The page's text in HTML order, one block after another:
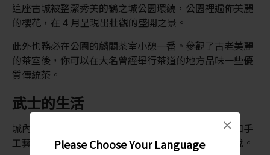
Please Choose Your Language
×
這座古城被整潔秀美的鶴之城公園環繞，公園裡遍佈美麗
的櫻花，在 4 月呈現出壯觀的盛開之景。
此外也務必在公園的麟閣茶室小憩一番。參觀了古老美麗
的茶室後，你可以在大名曾經舉行茶道的地方品味一些優
質傳統茶。
武士的生活
城內有一個關於鶴城的展覽，展出有關武士日常生活和手
工藝品（如劍和盔甲）的資訊，並提供英語和日語解說。